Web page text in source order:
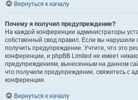
Вернуться к началу
Почему я получил предупреждение?
На каждой конференции администраторы
собственный свод правил. Если вы нарушили
получить предупреждение. Учтите, что это
конференции, и phpBB Limited не имеет
предупреждениям, вынесенным на данном
что получили предупреждение, свяжитесь с
конференции.
Вернуться к началу